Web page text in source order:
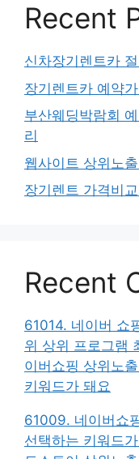
Recent
신차장기렌트카
장기렌트카 예약
부산웨딩박람회
리
웹사이트 상위노
장기렌트 가격비
Recent
61014. 네이버 쇼
위 상위 프로그램
이버쇼핑 상위노
키워드가 돼요
61009. 네이버쇼
선택하는 키워드